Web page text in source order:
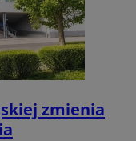
zmienia